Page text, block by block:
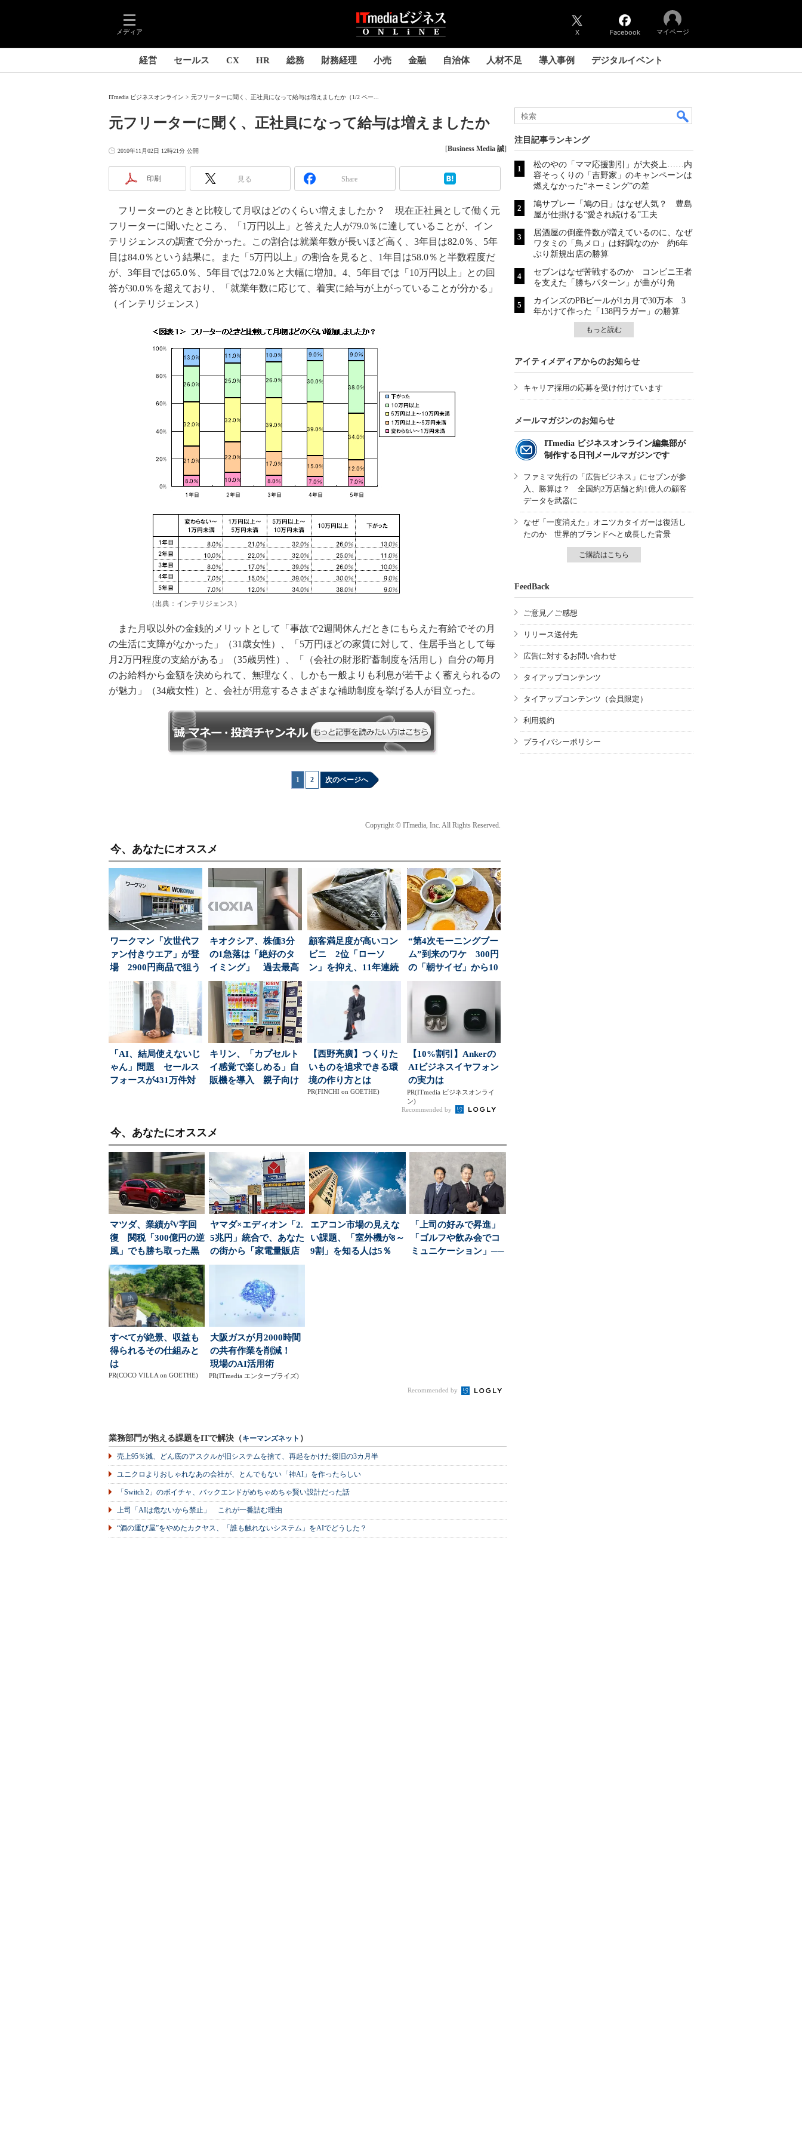
メディア X Facebook マイページ
経営 セールス CX HR 総務 財務経理 小売 金融 自治体 人材不足 導入事例 デジタルイベント
ITmedia ビジネスオンライン 元フリーターに聞く、正社員になって給与は増えましたか（1/2 ペー...
元フリーターに聞く、正社員になって給与は増えましたか
2010年11月02日 12時21分 公開 [Business Media 誠]
印刷 見る Share
フリーターのときと比較して月収はどのくらい増えましたか？ 現在正社員として働く元
フリーターに聞いたところ、「1万円以上」と答えた人が79.0％に達していることが、イン
テリジェンスの調査で分かった。この割合は就業年数が長いほど高く、3年目は82.0％、5年
目は84.0％という結果に。また「5万円以上」の割合を見ると、1年目は58.0％と半数程度だ
が、3年目では65.0％、5年目では72.0％と大幅に増加。4、5年目では「10万円以上」との回
答が30.0％を超えており、「就業年数に応じて、着実に給与が上がっていることが分かる」
（インテリジェンス）
（出典：インテリジェンス）
また月収以外の金銭的メリットとして「事故で2週間休んだときにもらえた有給でその月
の生活に支障がなかった」（31歳女性）、「5万円ほどの家賃に対して、住居手当として毎
月2万円程度の支給がある」（35歳男性）、「（会社の財形貯蓄制度を活用し）自分の毎月
のお給料から金額を決められて、無理なく、しかも一般よりも利息が若干よく蓄えられるの
が魅力」（34歳女性）と、会社が用意するさまざまな補助制度を挙げる人が目立った。
1 2 次のページへ
Copyright © ITmedia, Inc. All Rights Reserved.
今、あなたにオススメ
ワークマン「次世代フ
ァン付きウエア」が登
場 2900円商品で狙う
「日常使い」の新...
キオクシア、株価3分
の1急落は「絶好のタ
イミング」 過去最高
益と8000億円自社...
顧客満足度が高いコン
ビニ 2位「ローソ
ン」を抑え、11年連続
1位になったのは？（...
“第4次モーニングブー
ム”到来のワケ 300円
の「朝サイゼ」から10
00円超の「...
「AI、結局使えないじ
ゃん」問題 セールス
フォースが431万件対
キリン、「カプセルト
イ感覚で楽しめる」自
販機を導入 親子向け
【西野亮廣】つくりた
いものを追求できる環
境の作り方とは
PR(FINCHI on GOETHE)
【10%割引】Ankerの
AIビジネスイヤフォン
の実力は
PR(ITmedia ビジネスオンライ
ン)
Recommended by
今、あなたにオススメ
マツダ、業績がV字回
復 関税「300億円の逆
風」でも勝ち取った黒
字転換の裏側
ヤマダ×エディオン「2.
5兆円」統合で、あなた
の街から「家電量販店
を選ぶ自由」が...
エアコン市場の見えな
い課題、「室外機が8～
9割」を知る人は5％
「上司の好みで昇進」
「ゴルフや飲み会でコ
ミュニケーション」──
すべてが絶景、収益も
得られるその仕組みと
は
PR(COCO VILLA on GOETHE)
大阪ガスが月2000時間
の共有作業を削減！
現場のAI活用術
PR(ITmedia エンタープライズ)
Recommended by
業務部門が抱える課題をITで解決（キーマンズネット ）
売上95％減、どん底のアスクルが旧システムを捨て、再起をかけた復旧の3カ月半
ユニクロよりおしゃれなあの会社が、とんでもない「神AI」を作ったらしい
「Switch 2」のボイチャ、バックエンドがめちゃめちゃ賢い設計だった話
上司「AIは危ないから禁止」 これが一番詰む理由
“酒の運び屋”をやめたカクヤス、「誰も触れないシステム」をAIでどうした？
注目記事ランキング
松のやの「ママ応援割引」が大炎上……内
容そっくりの「吉野家」のキャンペーンは
燃えなかった“ネーミング”の差
鳩サブレー「鳩の日」はなぜ人気？ 豊島
屋が仕掛ける“愛され続ける”工夫
居酒屋の倒産件数が増えているのに、なぜ
ワタミの「鳥メロ」は好調なのか 約6年
ぶり新規出店の勝算
セブンはなぜ苦戦するのか コンビニ王者
を支えた「勝ちパターン」が曲がり角
カインズのPBビールが1カ月で30万本 3
年かけて作った「138円ラガー」の勝算
もっと読む
アイティメディアからのお知らせ
キャリア採用の応募を受け付けています
メールマガジンのお知らせ
ITmedia ビジネスオンライン編集部が
制作する日刊メールマガジンです
ファミマ先行の「広告ビジネス」にセブンが参
入、勝算は？ 全国約2万店舗と約1億人の顧客
データを武器に
なぜ「一度消えた」オニツカタイガーは復活し
たのか 世界的ブランドへと成長した背景
ご購読はこちら
FeedBack
ご意見／ご感想
リリース送付先
広告に対するお問い合わせ
タイアップコンテンツ
タイアップコンテンツ（会員限定）
利用規約
プライバシーポリシー